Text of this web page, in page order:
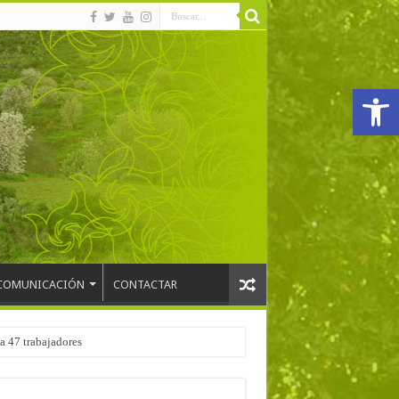
Abrir
CONTACTAR
47 trabajadores